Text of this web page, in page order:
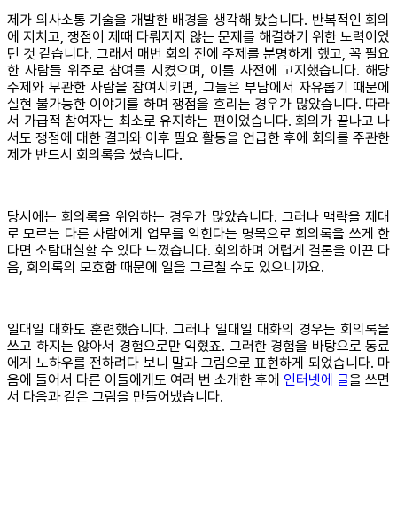
제가 의사소통 기술을 개발한 배경을 생각해 봤습니다. 반복적인 회의
에 지치고, 쟁점이 제때 다뤄지지 않는 문제를 해결하기 위한 노력이었
던 것 같습니다. 그래서 매번 회의 전에 주제를 분명하게 했고, 꼭 필요
한 사람들 위주로 참여를 시켰으며, 이를 사전에 고지했습니다. 해당
주제와 무관한 사람을 참여시키면, 그들은 부담에서 자유롭기 때문에
실현 불가능한 이야기를 하며 쟁점을 흐리는 경우가 많았습니다. 따라
서 가급적 참여자는 최소로 유지하는 편이었습니다. 회의가 끝나고 나
서도 쟁점에 대한 결과와 이후 필요 활동을 언급한 후에 회의를 주관한
제가 반드시 회의록을 썼습니다.
당시에는 회의록을 위임하는 경우가 많았습니다. 그러나 맥락을 제대
로 모르는 다른 사람에게 업무를 익힌다는 명목으로 회의록을 쓰게 한
다면 소탐대실할 수 있다 느꼈습니다. 회의하며 어렵게 결론을 이끈 다
음, 회의록의 모호함 때문에 일을 그르칠 수도 있으니까요.
일대일 대화도 훈련했습니다. 그러나 일대일 대화의 경우는 회의록을
쓰고 하지는 않아서 경험으로만 익혔죠. 그러한 경험을 바탕으로 동료
에게 노하우를 전하려다 보니 말과 그림으로 표현하게 되었습니다. 마
음에 들어서 다른 이들에게도 여러 번 소개한 후에 인터넷에 글을 쓰면
서 다음과 같은 그림을 만들어냈습니다.